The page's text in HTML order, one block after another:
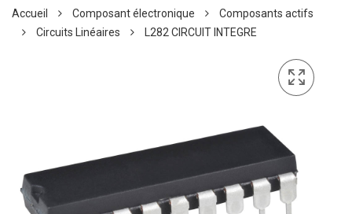
Accueil Composant électronique
Composants actifs
Circuits Linéaires
L282 CIRCUIT INTEGRE